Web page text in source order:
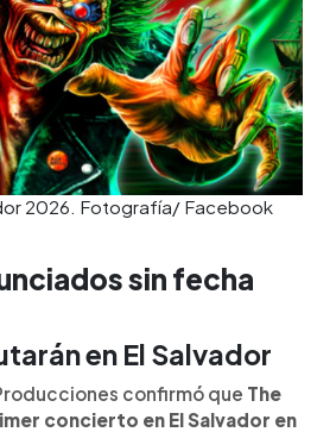
2026. Fotografía/ Facebook
sin fecha
en El Salvador
confirmó que The
concierto en El Salvador en